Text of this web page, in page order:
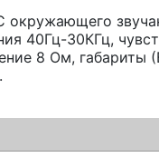
окружающего
40Гц-30КГц,
8 Ом, габариты